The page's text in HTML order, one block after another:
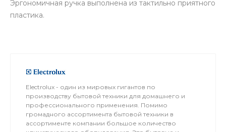
Эргономичная ручка выполнена из тактильно приятного
пластика.
Electrolux - один из мировых гигантов по
производству бытовой техники для домашнего и
профессионального применения. Помимо
громадного ассортимента бытовой техники в
ассортименте компании большое количество